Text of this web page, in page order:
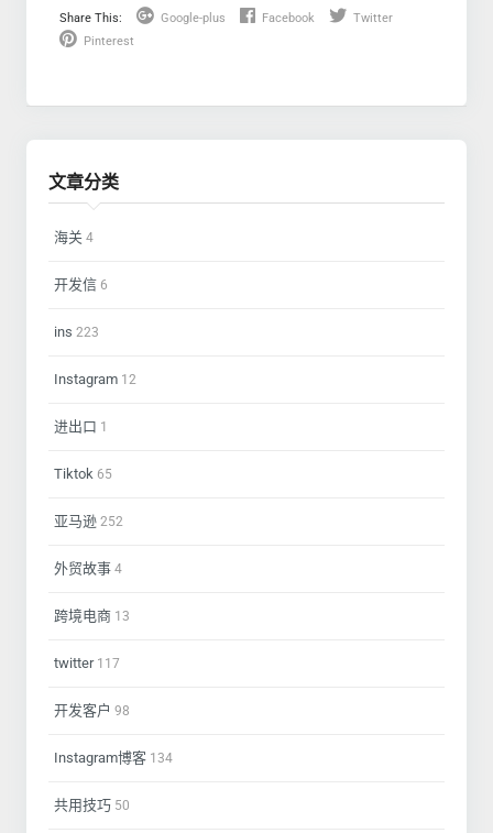
Share This: Google-plus Facebook
Twitter
Pinterest
文章分类
海关 4
开发信 6
ins 223
Instagram 12
进出口 1
Tiktok 65
亚马逊 252
外贸故事 4
跨境电商 13
twitter117
开发客户 98
Instagram博客 134
共用技巧 50